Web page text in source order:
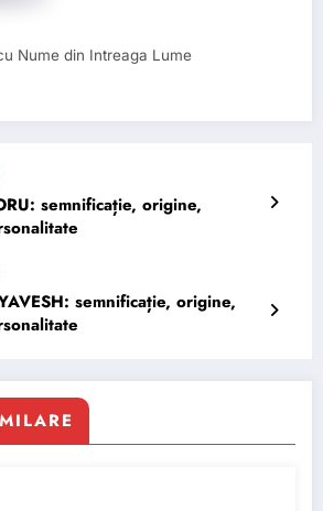
Nume din Intreaga Lume
semnificație, origine,
semnificație, origine,